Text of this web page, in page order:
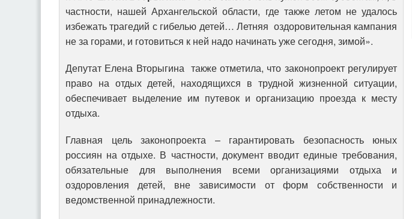
частности, нашей Архангельской области, где также летом не удалось
избежать трагедий с гибелью детей… Летняя оздоровительная кампания
не за горами, и готовиться к ней надо начинать уже сегодня, зимой».
Депутат Елена Вторыгина также отметила, что законопроект регулирует
право на отдых детей, находящихся в трудной жизненной ситуации,
обеспечивает выделение им путевок и организацию проезда к месту
отдыха.
Главная цель законопроекта – гарантировать безопасность юных
россиян на отдыхе. В частности, документ вводит единые требования,
обязательные для выполнения всеми организациями отдыха и
оздоровления детей, вне зависимости от форм собственности и
ведомственной принадлежности.